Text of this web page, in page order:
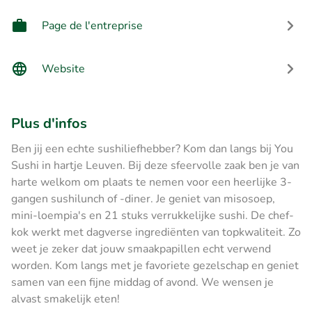
Page de l'entreprise
Website
Plus d'infos
Ben jij een echte sushiliefhebber? Kom dan langs bij You
Sushi in hartje Leuven. Bij deze sfeervolle zaak ben je van
harte welkom om plaats te nemen voor een heerlijke 3-
gangen sushilunch of -diner. Je geniet van misosoep,
mini-loempia's en 21 stuks verrukkelijke sushi. De chef-
kok werkt met dagverse ingrediënten van topkwaliteit. Zo
weet je zeker dat jouw smaakpapillen echt verwend
worden. Kom langs met je favoriete gezelschap en geniet
samen van een fijne middag of avond. We wensen je
alvast smakelijk eten!